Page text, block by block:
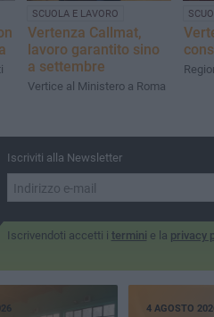
SCUOLA E LAVORO
Vertenza Callmat,
lavoro garantito sino
a settembre
Vertice al Ministero a Roma
Iscriviti alla Newsletter
Iscrivendoti accetti i termini e la privacy
4 AGOSTO